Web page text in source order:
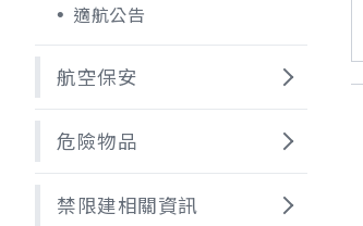
適航公告
航空保安
危險物品
禁限建相關資訊